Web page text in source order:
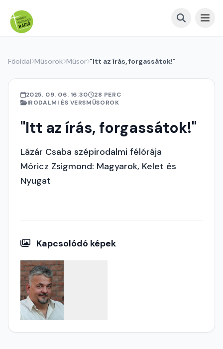
Főoldal Műsorok Műsor "Itt az írás, forgassátok!"
2025. 09. 06. 16:30
28 PERC
IRODALMI ÉS VERSMŰSOROK
"Itt az írás, forgassátok!"
Lázár Csaba szépirodalmi félórája
Móricz Zsigmond: Magyarok, Kelet és
Nyugat
Kapcsolódó képek